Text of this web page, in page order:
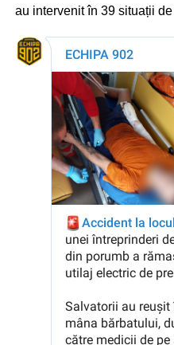
au intervenit în 39 situații de